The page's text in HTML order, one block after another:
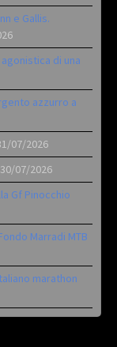
e Gallis.
di una
azzurro a
07/2026
30/07/2026
Gf Pinocchio
Marradi MTB
marathon